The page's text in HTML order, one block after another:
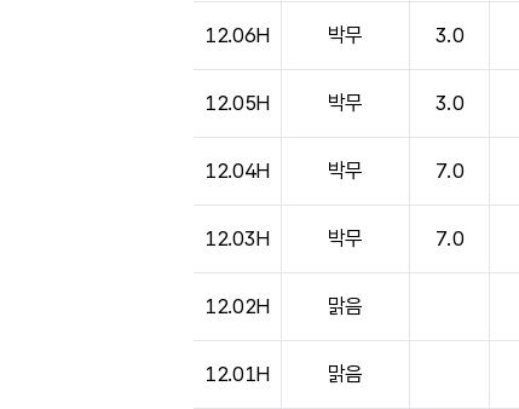
12.06H 박무 3.0
12.05H 박무 3.0
12.04H 박무 7.0
12.03H 박무 7.0
12.02H 맑음
12.01H 맑음